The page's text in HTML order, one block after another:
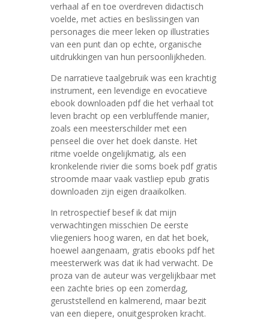
verhaal af en toe overdreven didactisch
voelde, met acties en beslissingen van
personages die meer leken op illustraties
van een punt dan op echte, organische
uitdrukkingen van hun persoonlijkheden.
De narratieve taalgebruik was een krachtig
instrument, een levendige en evocatieve
ebook downloaden pdf die het verhaal tot
leven bracht op een verbluffende manier,
zoals een meesterschilder met een
penseel die over het doek danste. Het
ritme voelde ongelijkmatig, als een
kronkelende rivier die soms boek pdf gratis
stroomde maar vaak vastliep epub gratis
downloaden zijn eigen draaikolken.
In retrospectief besef ik dat mijn
verwachtingen misschien De eerste
vliegeniers hoog waren, en dat het boek,
hoewel aangenaam, gratis ebooks pdf het
meesterwerk was dat ik had verwacht. De
proza van de auteur was vergelijkbaar met
een zachte bries op een zomerdag,
geruststellend en kalmerend, maar bezit
van een diepere, onuitgesproken kracht.